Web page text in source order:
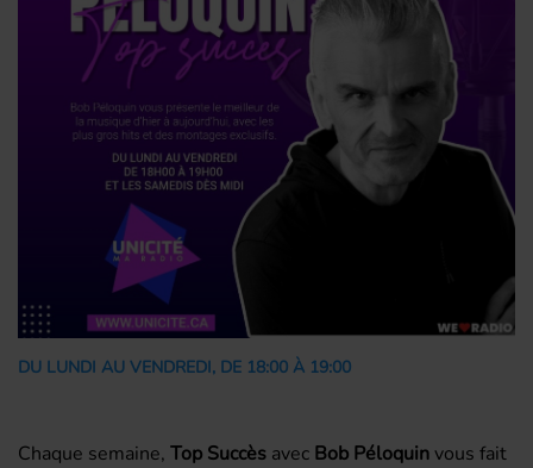
DU LUNDI AU VENDREDI, DE 18:00 À 19:00
Chaque semaine, Top Succès avec Bob Péloquinvous fait